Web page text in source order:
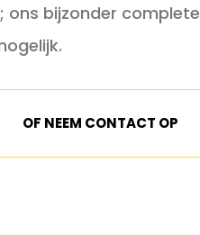
ons bijzonder complete
OF NEEM CONTACT OP